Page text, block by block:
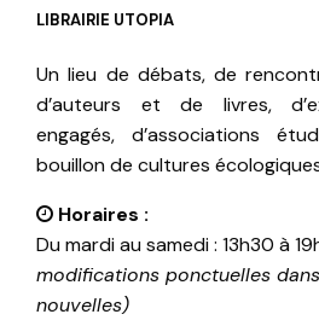
LIBRAIRIE UTOPIA
Un lieu de débats, de
d’auteurs et de livres,
engagés, d’associations
bouillon de cultures
Horaires :
Du mardi au samedi : 13h30 à
modifications ponctuelles
nouvelles)